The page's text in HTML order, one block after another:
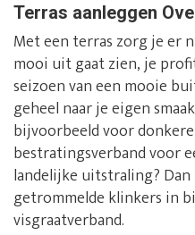
Terras aanleggen
Met een terras zorg je er
mooi uit gaat zien, je
seizoen van een mooie
geheel naar je eigen
bijvoorbeeld voor
bestratingsverband voor
landelijke uitstraling?
getrommelde klinkers in
visgraatverband.